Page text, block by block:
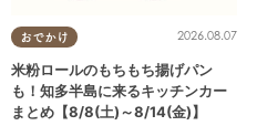
おでかけ 2026.08.07
米粉ロールのもちもち揚げパン
も！知多半島に来るキッチンカー
まとめ【8/8(土)～8/14(金)】